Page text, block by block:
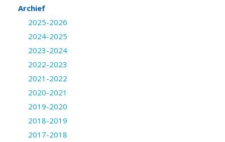
Archief
2025-2026
2024-2025
2023-2024
2022-2023
2021-2022
2020-2021
2019-2020
2018-2019
2017-2018